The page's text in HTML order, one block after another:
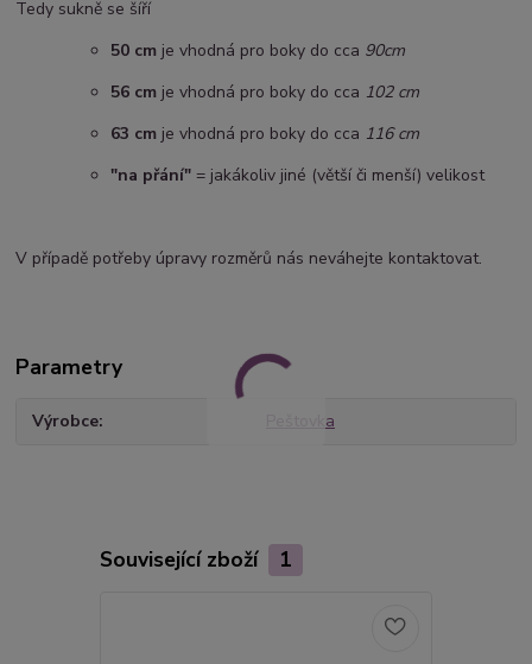
Tedy sukně se šíří
50 cm je vhodná pro boky do cca 90cm
56 cm je vhodná pro boky do cca 102 cm
63 cm je vhodná pro boky do cca 116 cm
"na přání" = jakákoliv jiné (větší či menší) velikost
V případě potřeby úpravy rozměrů nás neváhejte kontaktovat.
Parametry
Výrobce Peštovka
Související zboží 1